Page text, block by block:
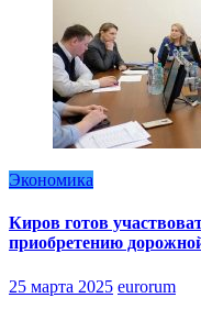
Экономика
Киров готов
приобретению
25 марта 2025 eurorum